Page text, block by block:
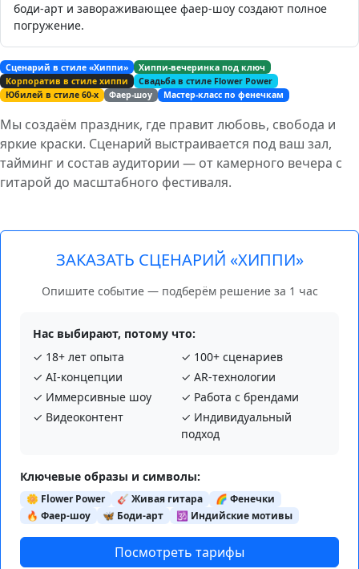
боди-арт и завораживающее фаер‑шоу создают полное
погружение.
Сценарий в стиле «Хиппи»
Хиппи-вечеринка под ключ
Корпоратив в стиле хиппи
Свадьба в стиле Flower Power
Юбилей в стиле 60-х
Фаер-шоу Мастер-класс по фенечкам
Мы создаём праздник, где правит любовь, свобода и
яркие краски. Сценарий выстраивается под ваш зал,
тайминг и состав аудитории — от камерного вечера с
гитарой до масштабного фестиваля.
ЗАКАЗАТЬ СЦЕНАРИЙ «ХИППИ»
Опишите событие — подберём решение за 1 час
Нас выбирают, потому что:
✓ 18+ лет опыта
✓ 100+ сценариев
✓ AI‑концепции
✓ AR‑технологии
✓ Иммерсивные шоу
✓ Работа с брендами
✓ Видеоконтент
✓ Индивидуальный
подход
Ключевые образы и символы:
🌼 Flower Power 🎸 Живая гитара
🌈 Фенечки
🔥 Фаер-шоу
🦋 Боди-арт 🕉️ Индийские мотивы
Посмотреть тарифы